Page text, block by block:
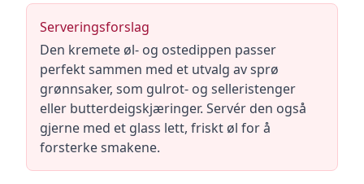
Serveringsforslag
Den kremete øl- og ostedippen passer
perfekt sammen med et utvalg av sprø
grønnsaker, som gulrot- og selleristenger
eller butterdeigskjæringer. Servér den også
gjerne med et glass lett, friskt øl for å
forsterke smakene.